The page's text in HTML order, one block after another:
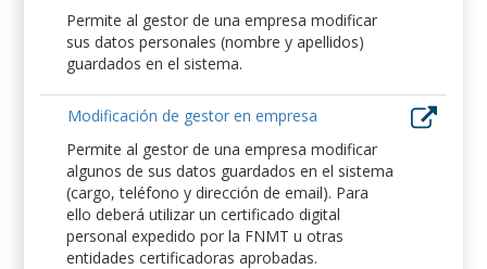
Permite al gestor de una empresa modificar
sus datos personales (nombre y apellidos)
guardados en el sistema.
Modificación de gestor en empresa
Permite al gestor de una empresa modificar
algunos de sus datos guardados en el sistema
(cargo, teléfono y dirección de email). Para
ello deberá utilizar un certificado digital
personal expedido por la FNMT u otras
entidades certificadoras aprobadas.